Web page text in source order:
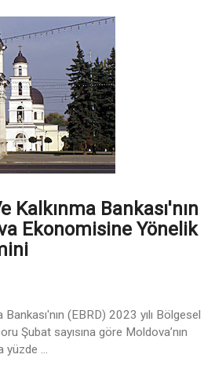
Kalkınma Bankası'nın
Ekonomisine Yönelik
(EBRD) 2023 yılı Bölgesel
Şubat sayısına göre Moldova’nın
...